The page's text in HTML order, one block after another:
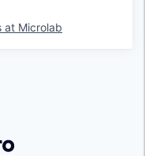
at Microlab